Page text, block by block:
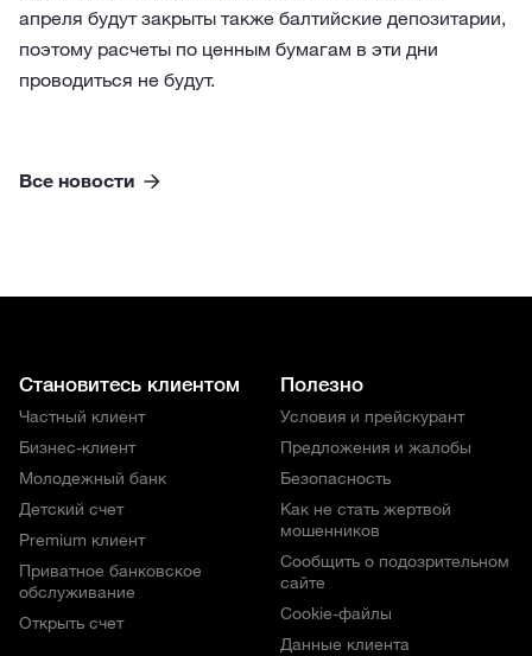
апреля будут закрыты также балтийские депозитарии,
поэтому расчеты по ценным бумагам в эти дни
проводиться не будут.
Все новости
Становитесь клиентом
Частный клиент
Бизнес-клиент
Молодежный банк
Детский счет
Premium клиент
Приватное банковское
обслуживание
Открыть счет
Полезно
Условия и прейскурант
Предложения и жалобы
Безопасность
Как не стать жертвой
мошенников
Сообщить о подозрительном
сайте
Cookie-файлы
Данные клиента